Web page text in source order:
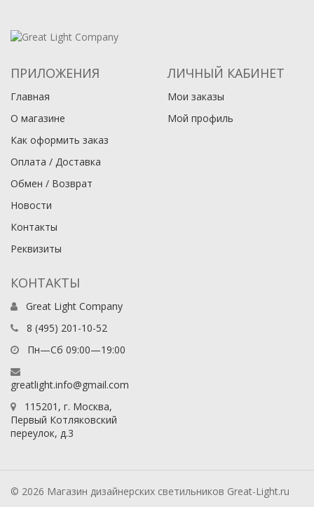
ПРИЛОЖЕНИЯ
Главная
О магазине
Как оформить заказ
Оплата / Доставка
Обмен / Возврат
Новости
Контакты
Реквизиты
ЛИЧНЫЙ КАБИНЕТ
Мои заказы
Мой профиль
КОНТАКТЫ
Great Light Company
8 (495) 201-10-52
Пн—Сб 09:00—19:00
greatlight.info@gmail.com
115201 , г. Москва,
Первый Котляковский
переулок, д.3
© 2026 Магазин дизайнерских светильников Great-Light.ru